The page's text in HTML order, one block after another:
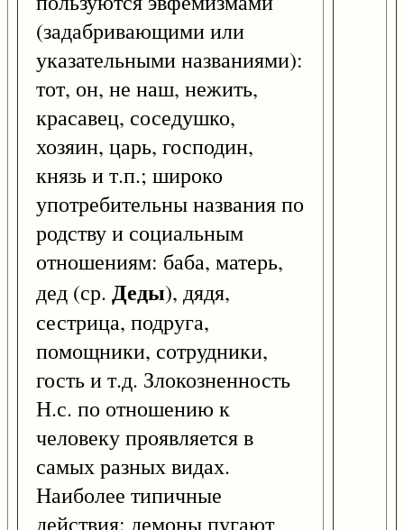
(задабривающими или
указательными названиями):
тот, он, не наш, нежить,
красавец, соседушко,
хозяин, царь, господин,
князь и т.п.; широко
употребительны названия по
родству и социальным
отношениям: баба, матерь,
дед (ср. Деды), дядя,
сестрица, подруга,
помощники, сотрудники,
гость и т.д. Злокозненность
Н.с. по отношению к
человеку проявляется в
самых разных видах.
Наиболее типичные
действия: демоны пугают